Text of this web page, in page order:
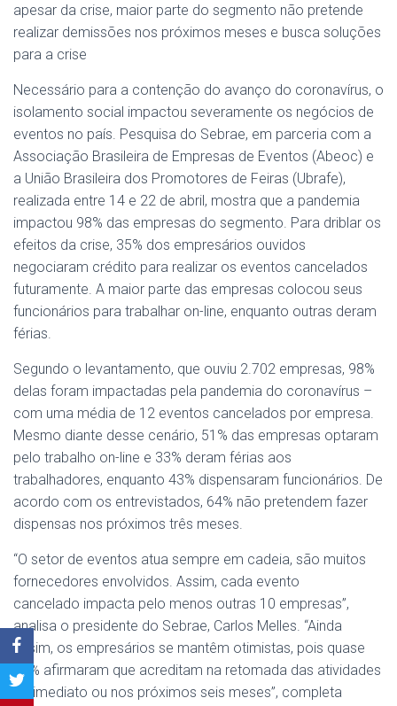
apesar da crise, maior parte do segmento não pretende
realizar demissões nos próximos meses e busca soluções
para a crise
Necessário para a contenção do avanço do coronavírus, o
isolamento social impactou severamente os negócios de
eventos no país. Pesquisa do Sebrae, em parceria com a
Associação Brasileira de Empresas de Eventos (Abeoc) e
a União Brasileira dos Promotores de Feiras (Ubrafe),
realizada entre 14 e 22 de abril, mostra que a pandemia
impactou 98% das empresas do segmento. Para driblar os
efeitos da crise, 35% dos empresários ouvidos
negociaram crédito para realizar os eventos cancelados
futuramente. A maior parte das empresas colocou seus
funcionários para trabalhar on-line, enquanto outras deram
férias.
Segundo o levantamento, que ouviu 2.702 empresas, 98%
delas foram impactadas pela pandemia do coronavírus –
com uma média de 12 eventos cancelados por empresa.
Mesmo diante desse cenário, 51% das empresas optaram
pelo trabalho on-line e 33% deram férias aos
trabalhadores, enquanto 43% dispensaram funcionários. De
acordo com os entrevistados, 64% não pretendem fazer
dispensas nos próximos três meses.
“O setor de eventos atua sempre em cadeia, são muitos
fornecedores envolvidos. Assim, cada evento
cancelado impacta pelo menos outras 10 empresas”,
analisa o presidente do Sebrae, Carlos Melles. “Ainda
assim, os empresários se mantêm otimistas, pois quase
60% afirmaram que acreditam na retomada das atividades
de imediato ou nos próximos seis meses”, completa